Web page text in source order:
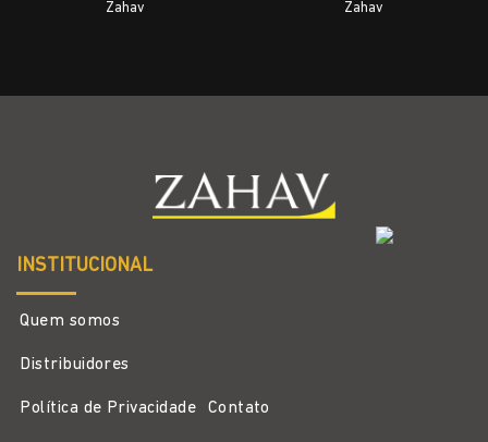
Zahav
Zahav
INSTITUCIONAL
Quem somos
Distribuidores
Política de Privacidade Contato